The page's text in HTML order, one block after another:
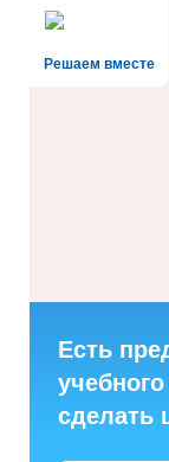
Решаем вместе
Есть
сделать